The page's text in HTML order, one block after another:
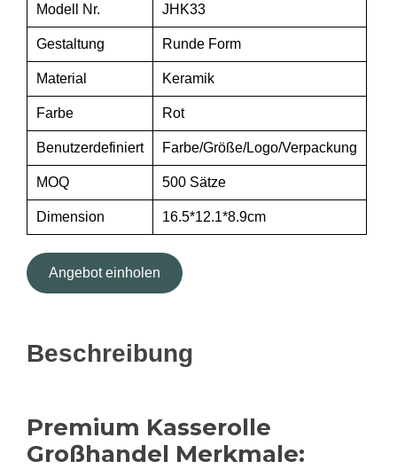
Modell Nr. JHK33
Gestaltung Runde Form
Material Keramik
Farbe Rot
Benutzerdefiniert Farbe/Größe/Logo/Verpackung
MOQ 500 Sätze
Dimension 16.5*12.1*8.9cm
Angebot einholen
Beschreibung
Premium Kasserolle
Großhandel Merkmale: